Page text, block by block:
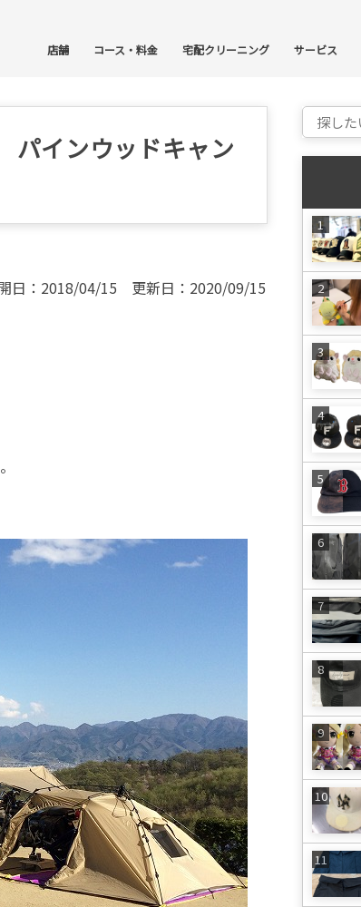
店舗 コース・料金 宅配クリーニング サービス
インウッドキャン
日：2018/04/15 更新日：2020/09/15
Search for: